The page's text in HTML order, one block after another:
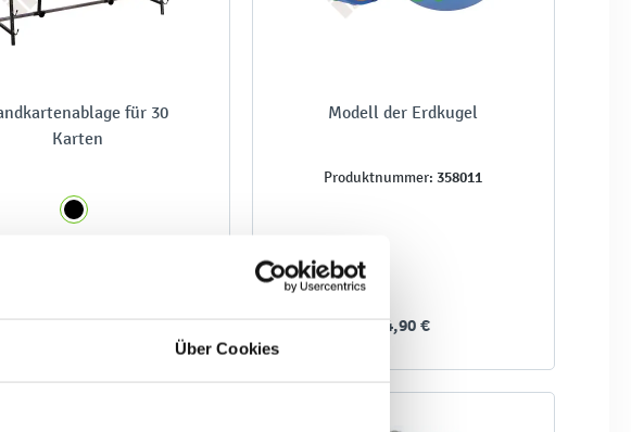
Über Cookies
für 30
Karten
269,90 €
Modell der Erdkugel
Produktnummer: 358011
34,90 €